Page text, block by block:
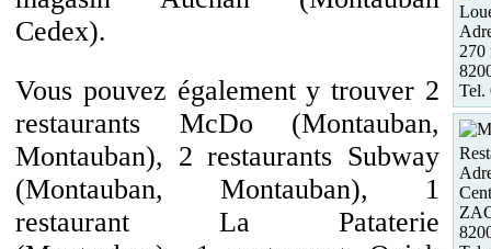
Cedex).
Vous pouvez également y trouver 2
restaurants McDo (Montauban,
Montauban), 2 restaurants Subway
(Montauban, Montauban), 1
restaurant La Pataterie
270
Tel.